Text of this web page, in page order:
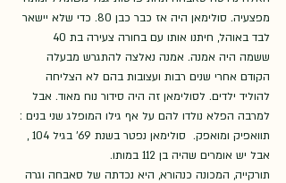
מפצעיה. סולימאן היה אז כבר כבן 80. כדי שלא יישאר
ששמה היה אמנה. אמנה נאלצה להתגרש מבעלה
הקודם אחרי שנים רבות ועצובות בהם לא הצליחה
להוליד ילדים. לסולימאן זה היה סידור נוח מאוד. אבל
למרבה הפלא נולדו להם על אף גילו המופלג שני בנים :
תוואפיק ומואפק.  סולימאן נפטר בשנת 69' בגיל 104 ,
אבל יש אומרים שהיה בן 112 במותו.
תורקייה, המכונה כנהורא, היא נכדתה של סאבחה וגרה